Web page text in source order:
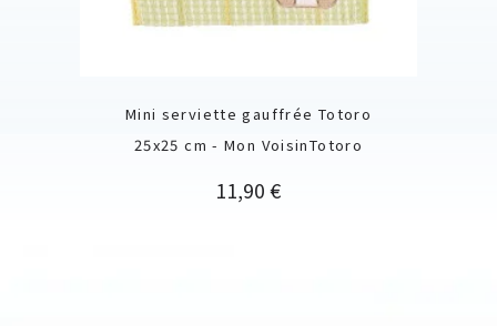
Mini serviette gauffrée Totoro
25x25 cm - Mon VoisinTotoro
Prix
11,90 €